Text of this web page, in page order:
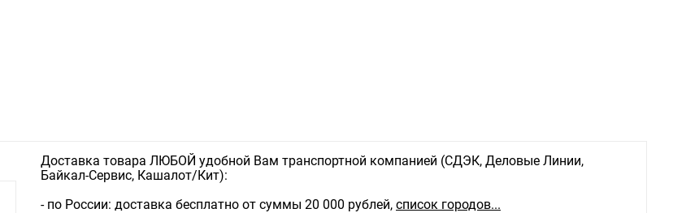
Доставка товара ЛЮБОЙ удобной Вам транспортной компанией (СДЭК, Деловые Линии,
Байкал-Сервис, Кашалот/Кит):
- по России: доставка бесплатно от суммы 20 000 рублей, список городов...